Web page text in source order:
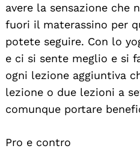
avere la sensazione che
fuori il materassino per
potete seguire. Con lo
e ci si sente meglio e si
ogni lezione aggiuntiva
lezione o due lezioni a
comunque portare
Pro e contro